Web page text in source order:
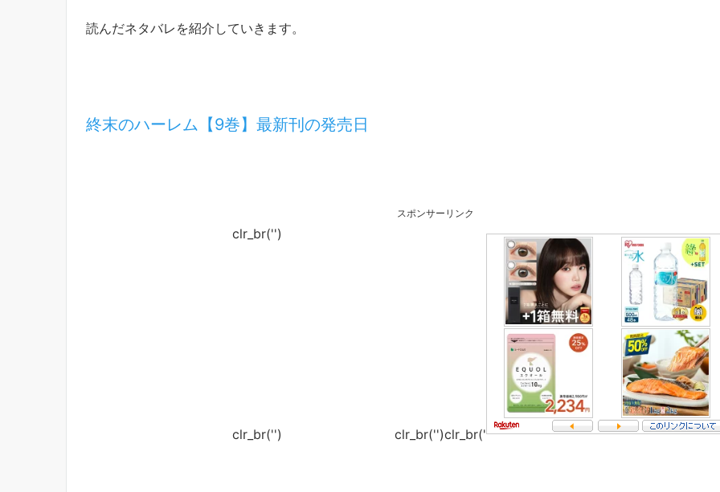
読んだネタバレを紹介していきます。
終末のハーレム【9巻】最新刊の発売日
スポンサーリンク
clr_br('')
clr_br('') clr_br('')clr_br('